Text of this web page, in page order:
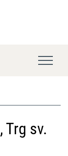
Trg sv.